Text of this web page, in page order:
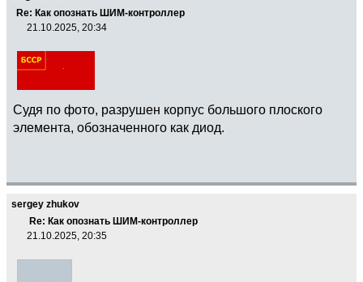
Re: Как опознать ШИМ-контроллер
21.10.2025, 20:34
Судя по фото, разрушен корпус большого плоского
элемента, обозначенного как диод.
sergey zhukov
Re: Как опознать ШИМ-контроллер
21.10.2025, 20:35